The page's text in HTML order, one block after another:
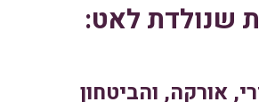
שנולדת לאט:
אורקה, והביטחון